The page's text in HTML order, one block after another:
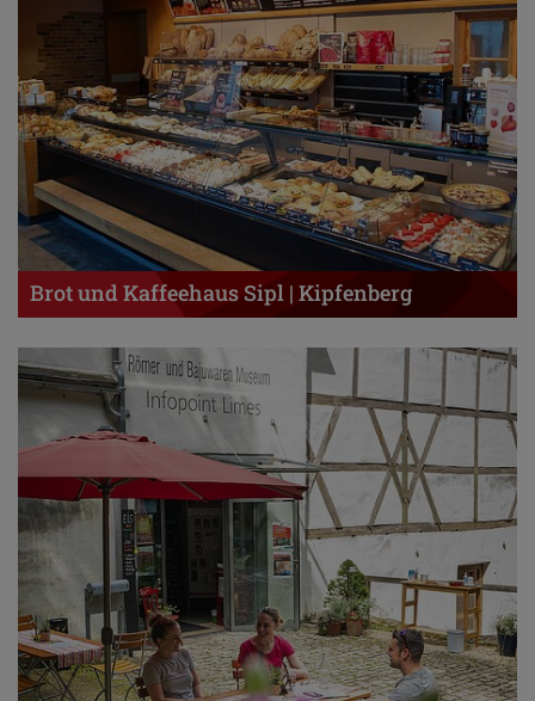
Brot und Kaffeehaus Sipl | Kipfenberg